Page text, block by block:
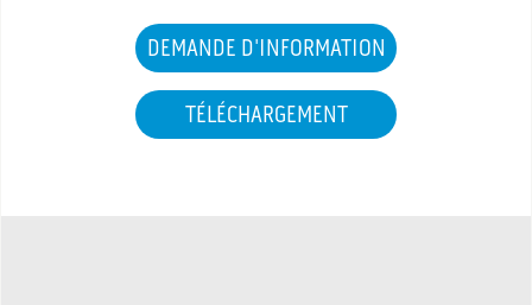
DEMANDE D'INFORMATION
TÉLÉCHARGEMENT